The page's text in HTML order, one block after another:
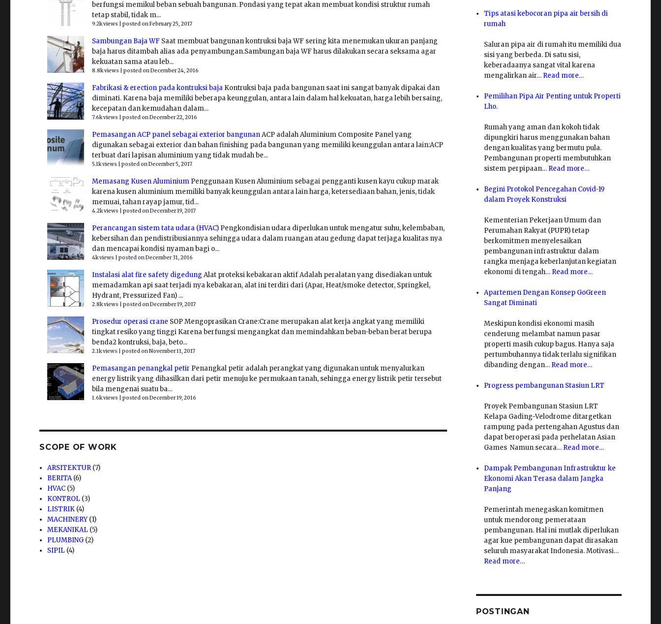
berfungsi memikul beban sebuah bangunan. Pondasi yang tepat akan membuat kondisi struktur rumah
tetap stabil, tidak m...
9.2k views |posted on February 25, 2017
Sambungan Baja WF Saat membuat bangunan kontruksi baja WF sering kita menemukan ukuran panjang
baja harus ditambah alias ada penyambungan.Sambungan baja WF harus dilakukan secara seksama agar
kekuatan sama atau leb...
8.8k views |posted on December 24, 2016
Fabrikasi & erection pada kontruksi baja Kontruksi baja pada bangunan saat ini sangat banyak dipakai dan
diminati. Karena baja memiliki beberapa keunggulan, antara lain dalam hal kekuatan, harga lebih bersaing,
kecepatan dan kemudahan dalam...
7.6k views |posted on December 22, 2016
Pemasangan ACP panel sebagai exterior bangunan ACP adalah Aluminium Composite Panel yang
digunakan sebagai exterior dan bahan finishing pada bangunan yang memiliki keunggulan antara lain:ACP
terbuat dari lapisan aluminium yang tidak mudah be...
5.1k views |posted on December 5, 2017
Memasang Kusen Aluminium Penggunaan Kusen Aluminium sebagai pengganti kusen kayu cukup marak
karena kusen aluminium memiliki banyak keunggulan antara lain harga, ketersediaan bahan, jenis, tidak
memuai, tahan rayap jamur, tid...
4.2k views |posted on December 19, 2017
Perancangan sistem tata udara (HVAC) Pengkondisian udara diperlukan untuk mengatur suhu, kelembaban,
kebersihan dan pendistribusiannya sehingga udara dalam ruangan atau gedung dapat terjaga kualitas nya
dan mencapai kondisi nyaman bagi o...
4k views |posted on December 31, 2016
Instalasi alat fire safety digedung Alat proteksi kebakaran aktif Adalah peralatan yang disediakan untuk
memadamkan api saat terjadi nya kebakaran, alat ini terdiri dari (Apar, Heat/smoke detector, Springkel,
Hydrant, Pressurized Fan) ...
2.8k views |posted on December 19, 2017
Prosedur operasi crane SOP Mengoprasikan Crane:Crane merupakan alat kerja angkat yang memiliki
tingkat resiko yang tinggi Karena berfungsi mengangkat dan memindahkan beban-beban berat berupa
benda2 kontruksi, baja, beto...
2.1k views |posted on November 11, 2017
Pemasangan penangkal petir Penangkal petir adalah perangkat yang digunakan untuk menyalurkan
energy listrik yang dihasilkan dari petir menuju ke permukaan tanah, sehingga energy listrik petir tersebut
bila mengenai suatu ba...
1.6k views |posted on December 19, 2016
SCOPE OF WORK
ARSITEKTUR(7)
BERITA(6)
HVAC (5)
KONTROL (3)
LISTRIK (4)
MACHINERY(1)
MEKANIKAL (5)
PLUMBING (2)
SIPIL (4)
Tips atasi kebocoran pipa air bersih di
rumah
Saluran pipa air di rumah itu memiliki dua
sisi yang berbeda. Di satu sisi,
keberadaanya sangat vital karena
mengalirkan air… Read more…
Pemilihan Pipa Air Penting untuk Properti
Lho.
Rumah yang aman dan kokoh tidak
dipungkiri harus menggunakan bahan
dengan kualitas yang bermutu pula.
Pembangunan properti membutuhkan
sistem perpipaan… Read more…
Begini Protokol Pencegahan Covid-19
dalam Proyek Konstruksi
Kementerian Pekerjaan Umum dan
Perumahan Rakyat (PUPR) tetap
berkomitmen menyelesaikan
pembangunan infrastruktur dalam
rangka menjaga keberlanjutan kegiatan
ekonomi di tengah… Read more…
Apartemen Dengan Konsep GoGreen
Sangat Diminati
Meskipun kondisi ekonomi masih
cenderung melambat namun pasar
properti masih cukup bagus. Hanya saja
pertumbuhannya tidak terlalu signifikan
dibanding dengan… Read more…
Progress pembangunan Stasiun LRT
Proyek Pembangunan Stasiun LRT
Kelapa Gading-Velodrome ditargetkan
rampung pada pertengahan Agustus dan
dapat beroperasi pada perhelatan Asian
Games Namun secara… Read more…
Dampak Pembangunan Infrastruktur ke
Ekonomi Akan Terasa dalam Jangka
Panjang
Pemerintah menegaskan komitmen
untuk mendorong pemerataan
pembangunan. Hal ini mutlak diperlukan
agar kue pembangunan dapat dirasakan
seluruh masyarakat Indonesia. Motivasi…
Read more…
POSTINGAN